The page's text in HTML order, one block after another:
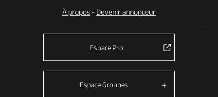
À propos - Devenir annonceur
Espace Pro
Espace Groupes